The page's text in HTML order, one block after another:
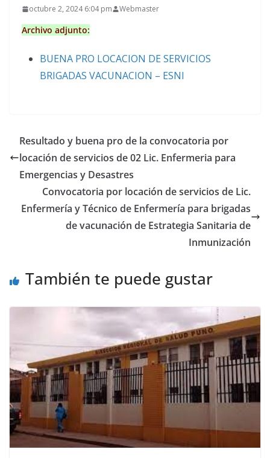
octubre 2, 2024 6:04 pm Webmaster
Archivo adjunto:
BUENA PRO LOCACION DE SERVICIOS
BRIGADAS VACUNACION – ESNI
Resultado y buena pro de la convocatoria por
locación de servicios de 02 Lic. Enfermeria para
Emergencias y Desastres
Convocatoria por locación de servicios de Lic.
Enfermería y Técnico de Enfermería para brigadas
de vacunación de Estrategia Sanitaria de
Inmunización
También te puede gustar